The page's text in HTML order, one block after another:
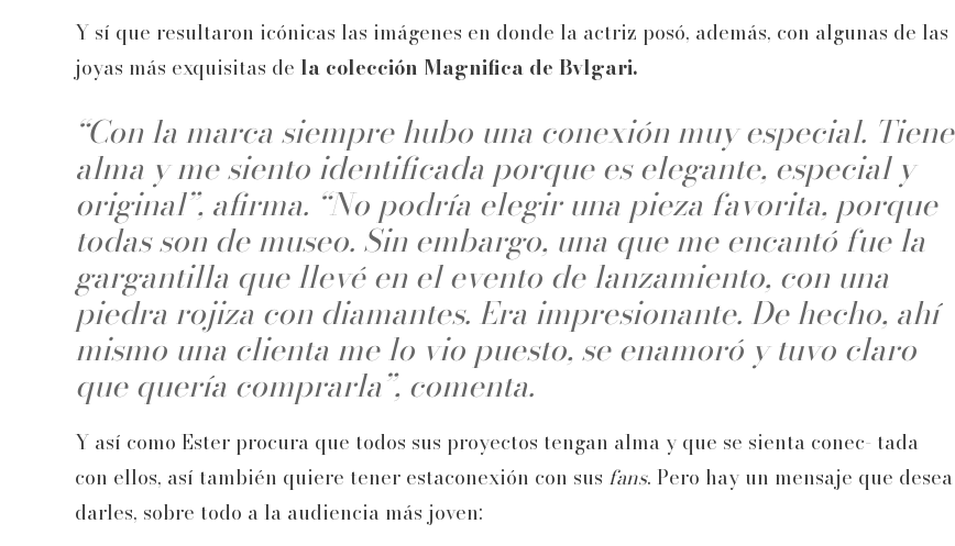
Y sí que resultaron icónicas las imágenes en donde la actriz posó, además, con algunas de las
joyas más exquisitas de la colección Magnifica de Bvlgari.
“Con la marca siempre hubo una conexión muy especial. Tiene
alma y me siento identificada porque es elegante, especial y
original”, afirma. “No podría elegir una pieza favorita, porque
todas son de museo. Sin embargo, una que me encantó fue la
gargantilla que llevé en el evento de lanzamiento, con una
piedra rojiza con diamantes. Era impresionante. De hecho, ahí
mismo una clienta me lo vio puesto, se enamoró y tuvo claro
que quería comprarla”, comenta.
Y así como Ester procura que todos sus proyectos tengan alma y que se sienta conec- tada
con ellos, así también quiere tener estaconexión con sus fans. Pero hay un mensaje que desea
darles, sobre todo a la audiencia más joven: